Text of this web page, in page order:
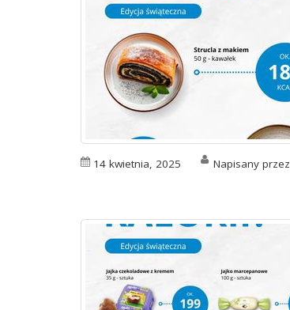
14 kwietnia, 2025 Napisany przez